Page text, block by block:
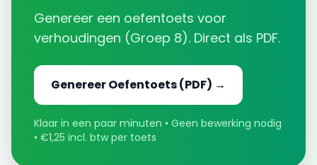
Genereer een oefentoets voor
verhoudingen (Groep 8). Direct als PDF.
GenereerOefentoets(PDF) →
Klaar in een paar minuten • Geen bewerking nodig
• €1,25 incl. btw per toets